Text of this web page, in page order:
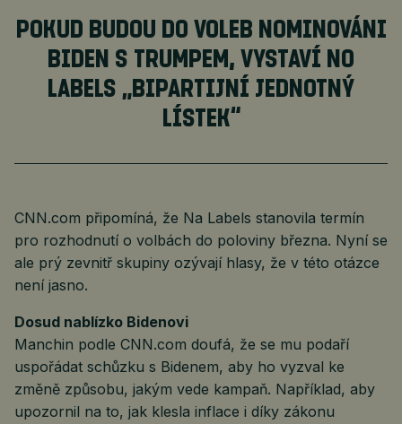
POKUD BUDOU DO VOLEB NOMINOVÁNI
BIDEN S TRUMPEM, VYSTAVÍ NO
LABELS „BIPARTIJNÍ JEDNOTNÝ
LÍSTEK“
CNN.com připomíná, že Na Labels stanovila termín
pro rozhodnutí o volbách do poloviny března. Nyní se
ale prý zevnitř skupiny ozývají hlasy, že v této otázce
není jasno.
Dosud nablízko Bidenovi
Manchin podle CNN.com doufá, že se mu podaří
uspořádat schůzku s Bidenem, aby ho vyzval ke
změně způsobu, jakým vede kampaň. Například, aby
upozornil na to, jak klesla inflace i díky zákonu